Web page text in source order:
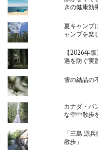
きの健康効
夏キャンプ
ャンプを楽
【2026年
遇を防ぐ実
雪の結晶の
カナダ・バ
な空中散歩
「三島 源
散歩」